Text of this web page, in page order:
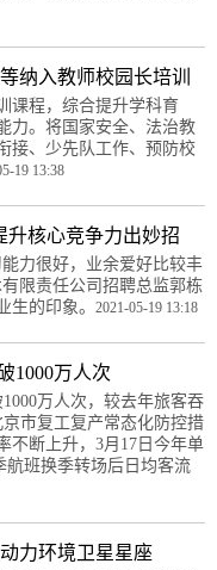
纳入教师校园长培训
课程，综合提升学科育
力。将国家安全、法治教
接、少先队工作、预防校
19 13:38
升核心竞争力出妙招
力很好，业余爱好比较丰
限责任公司招聘总监郭栋
生的印象。 2021-05-19 13:18
1000万人次
万人次，较去年旅客吞
市复工复产常态化防控措
不断上升，3月17日今年单
航班换季转场后日均客流
力环境卫星星座